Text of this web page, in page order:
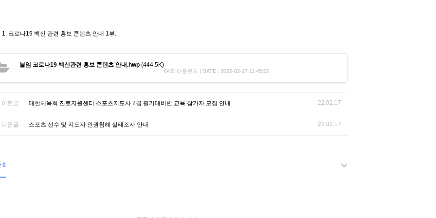
코로나19 백신 관련 홍보 콘텐츠 안내 1부.
붙임 코로나19 백신관련 홍보 콘텐츠 안내.hwp (444.5K)
64회 다운로드 | DATE : 2022-02-17 11:45:52
이전글 대한체육회 진로지원센터 스포츠지도사 2급 필기대비반 교육 참가자 모집 안내 22.02.17
다음글 스포츠 선수 및 지도자 인권침해 실태조사 안내 22.02.17
0